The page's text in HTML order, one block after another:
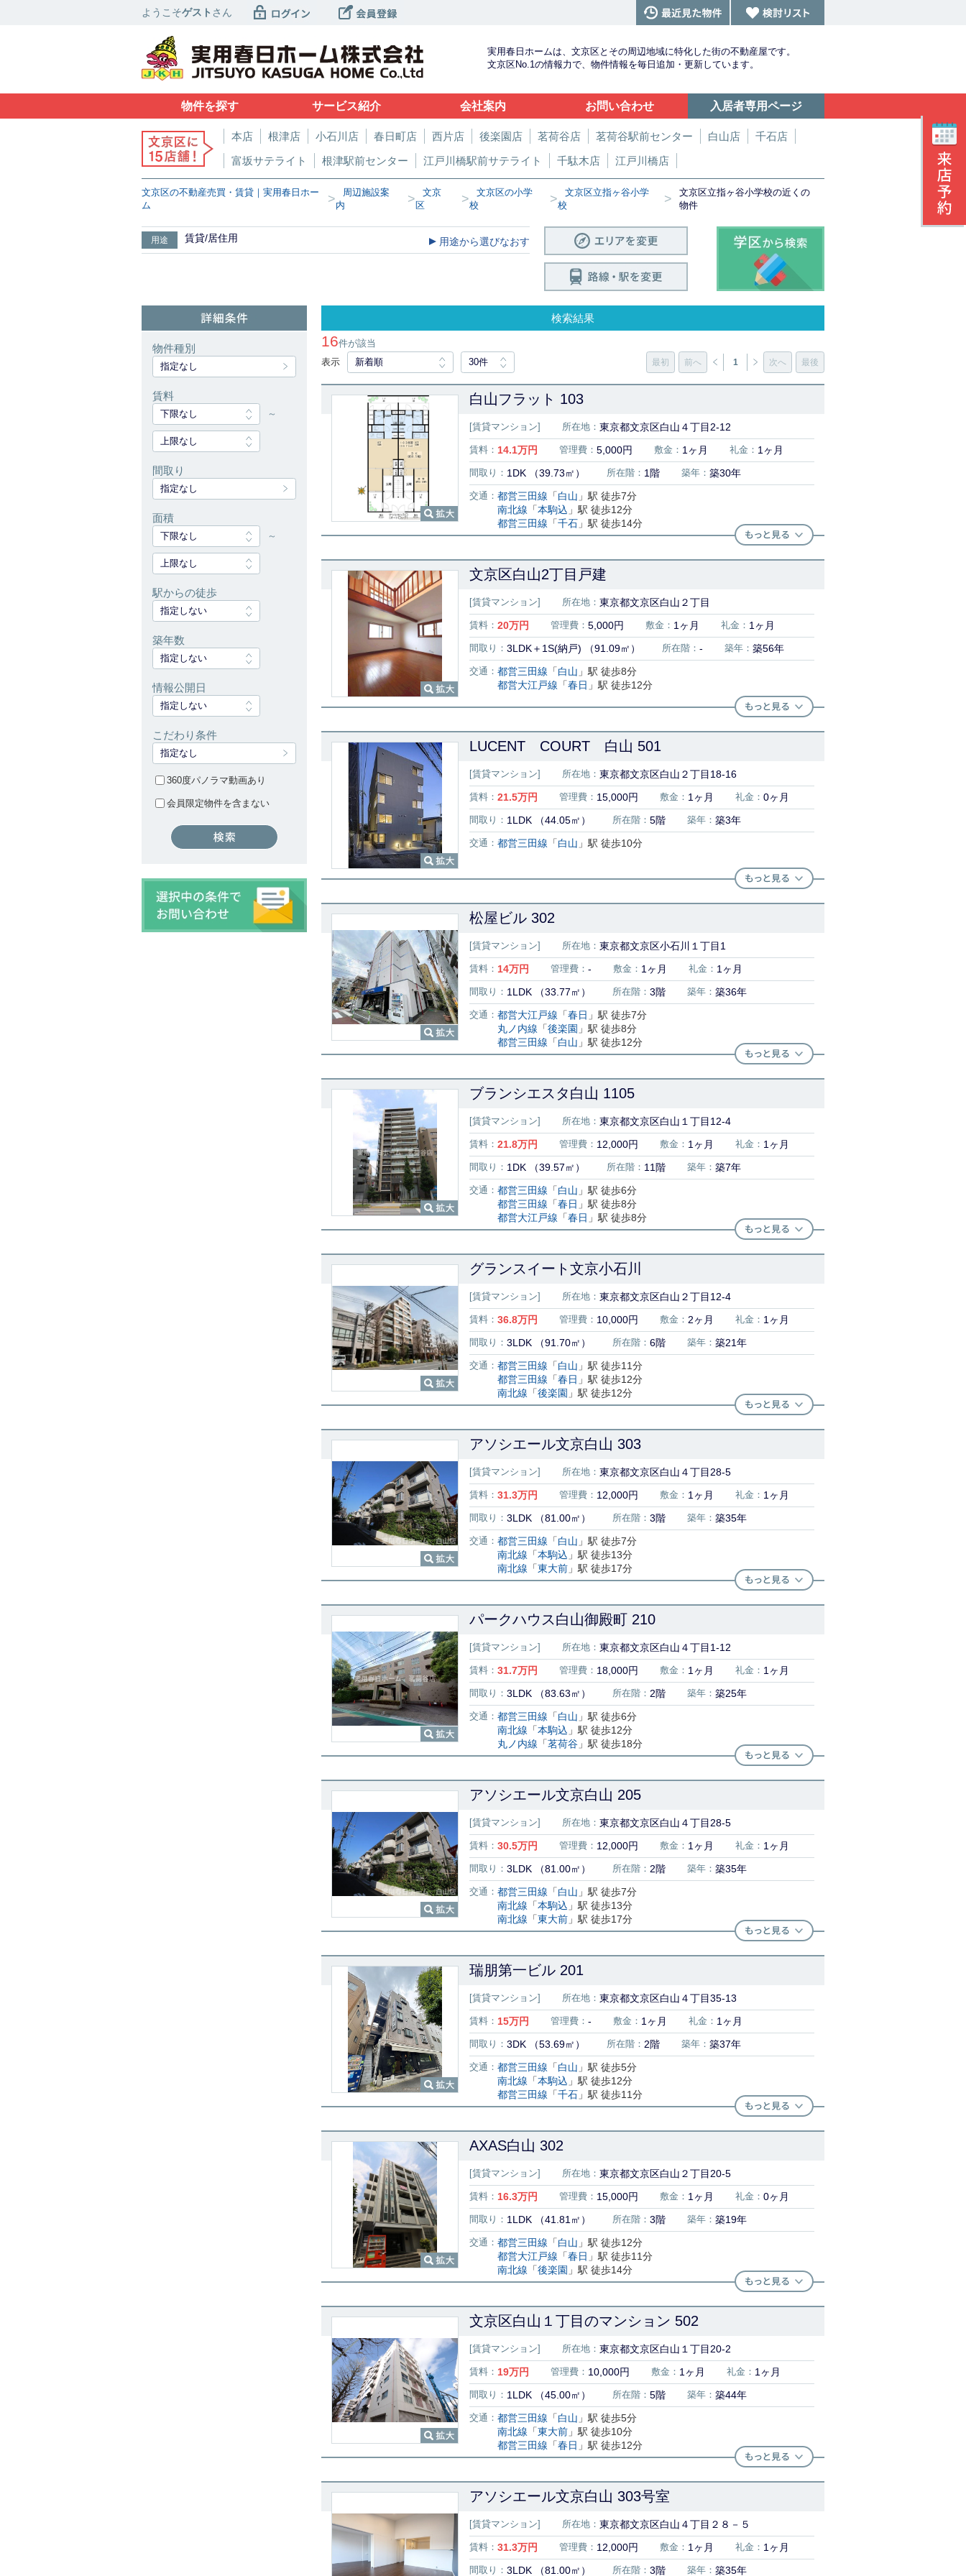
ようこそゲスト さん
実用春日ホームは、文京区とその周辺地域に特化した街の不動産屋です。
文京区No.1の情報力で、物件情報を毎日追加・更新しています。
物件を探す サービス紹介 会社案内 お問い合わせ 入居者専用ページ
本店 根津店 小石川店 春日町店 西片店 後楽園店 茗荷谷店 茗荷谷駅前センター 白山店
千石店
富坂サテライト
根津駅前センター 江戸川橋駅前サテライト 千駄木店 江戸川橋店
文京区の不動産売買・賃貸｜実用春日ホー
ム
>
周辺施設案
内
>
文京
区
>
文京区の小学
校
>
文京区立指ヶ谷小学
校
>
文京区立指ヶ谷小学校の近くの
物件
用途 賃貸/居住用 用途から選びなおす
検索結果
16件が該当
表示
新着順 30件 最初 前へ 1 次へ 最後
白山フラット 103
[賃貸マンション] 所在地： 東京都文京区白山４丁目2-12
賃料： 14.1万円 管理費： 5,000円 敷金： 1ヶ月 礼金： 1ヶ月
間取り： 1DK （39.73㎡） 所在階： 1階 築年： 築30年
交通： 都営三田線 「白山 」駅 徒歩7分
南北線 「本駒込 」駅 徒歩12分
都営三田線 「千石 」駅 徒歩14分
文京区白山2丁目戸建
[賃貸マンション] 所在地： 東京都文京区白山２丁目
賃料： 20万円 管理費： 5,000円 敷金： 1ヶ月 礼金： 1ヶ月
間取り： 3LDK＋1S(納戸) （91.09㎡） 所在階： - 築年： 築56年
交通： 都営三田線 「白山 」駅 徒歩8分
都営大江戸線 「春日 」駅 徒歩12分
LUCENT COURT 白山 501
[賃貸マンション] 所在地： 東京都文京区白山２丁目18-16
賃料： 21.5万円 管理費： 15,000円 敷金： 1ヶ月 礼金： 0ヶ月
間取り： 1LDK （44.05㎡） 所在階： 5階 築年： 築3年
交通： 都営三田線 「白山 」駅 徒歩10分
松屋ビル 302
[賃貸マンション] 所在地： 東京都文京区小石川１丁目1
賃料： 14万円 管理費： - 敷金： 1ヶ月 礼金： 1ヶ月
間取り： 1LDK （33.77㎡） 所在階： 3階 築年： 築36年
交通： 都営大江戸線 「春日 」駅 徒歩7分
丸ノ内線 「後楽園 」駅 徒歩8分
都営三田線 「白山 」駅 徒歩12分
ブランシエスタ白山 1105
[賃貸マンション] 所在地： 東京都文京区白山１丁目12-4
賃料： 21.8万円 管理費： 12,000円 敷金： 1ヶ月 礼金： 1ヶ月
間取り： 1DK （39.57㎡） 所在階： 11階 築年： 築7年
交通： 都営三田線 「白山 」駅 徒歩6分
都営三田線 「春日 」駅 徒歩8分
都営大江戸線 「春日 」駅 徒歩8分
グランスイート文京小石川
[賃貸マンション] 所在地： 東京都文京区白山２丁目12-4
賃料： 36.8万円 管理費： 10,000円 敷金： 2ヶ月 礼金： 1ヶ月
間取り： 3LDK （91.70㎡） 所在階： 6階 築年： 築21年
交通： 都営三田線 「白山 」駅 徒歩11分
都営三田線 「春日 」駅 徒歩12分
南北線 「後楽園 」駅 徒歩12分
アソシエール文京白山 303
[賃貸マンション] 所在地： 東京都文京区白山４丁目28-5
賃料： 31.3万円 管理費： 12,000円 敷金： 1ヶ月 礼金： 1ヶ月
間取り： 3LDK （81.00㎡） 所在階： 3階 築年： 築35年
交通： 都営三田線 「白山 」駅 徒歩7分
南北線 「本駒込 」駅 徒歩13分
南北線 「東大前 」駅 徒歩17分
パークハウス白山御殿町 210
[賃貸マンション] 所在地： 東京都文京区白山４丁目1-12
賃料： 31.7万円 管理費： 18,000円 敷金： 1ヶ月 礼金： 1ヶ月
間取り： 3LDK （83.63㎡） 所在階： 2階 築年： 築25年
交通： 都営三田線 「白山 」駅 徒歩6分
南北線 「本駒込 」駅 徒歩12分
丸ノ内線 「茗荷谷 」駅 徒歩18分
アソシエール文京白山 205
[賃貸マンション] 所在地： 東京都文京区白山４丁目28-5
賃料： 30.5万円 管理費： 12,000円 敷金： 1ヶ月 礼金： 1ヶ月
間取り： 3LDK （81.00㎡） 所在階： 2階 築年： 築35年
交通： 都営三田線 「白山 」駅 徒歩7分
南北線 「本駒込 」駅 徒歩13分
南北線 「東大前 」駅 徒歩17分
瑞朋第一ビル 201
[賃貸マンション] 所在地： 東京都文京区白山４丁目35-13
賃料： 15万円 管理費： - 敷金： 1ヶ月 礼金： 1ヶ月
間取り： 3DK （53.69㎡） 所在階： 2階 築年： 築37年
交通： 都営三田線 「白山 」駅 徒歩5分
南北線 「本駒込 」駅 徒歩12分
都営三田線 「千石 」駅 徒歩11分
AXAS白山 302
[賃貸マンション] 所在地： 東京都文京区白山２丁目20-5
賃料： 16.3万円 管理費： 15,000円 敷金： 1ヶ月 礼金： 0ヶ月
間取り： 1LDK （41.81㎡） 所在階： 3階 築年： 築19年
交通： 都営三田線 「白山 」駅 徒歩12分
都営大江戸線 「春日 」駅 徒歩11分
南北線 「後楽園 」駅 徒歩14分
文京区白山１丁目のマンション 502
[賃貸マンション] 所在地： 東京都文京区白山１丁目20-2
賃料： 19万円 管理費： 10,000円 敷金： 1ヶ月 礼金： 1ヶ月
間取り： 1LDK （45.00㎡） 所在階： 5階 築年： 築44年
交通： 都営三田線 「白山 」駅 徒歩5分
南北線 「東大前 」駅 徒歩10分
都営三田線 「春日 」駅 徒歩12分
アソシエール文京白山 303号室
[賃貸マンション] 所在地： 東京都文京区白山４丁目２８－５
賃料： 31.3万円 管理費： 12,000円 敷金： 1ヶ月 礼金： 1ヶ月
間取り： 3LDK （81.00㎡） 所在階： 3階 築年： 築35年
物件種別
指定なし
賃料
下限なし ～
上限なし
間取り
指定なし
面積
下限なし ～
上限なし
駅からの徒歩
指定しない
築年数
指定しない
情報公開日
指定しない
こだわり条件
指定なし
360度パノラマ動画あり
会員限定物件を含まない